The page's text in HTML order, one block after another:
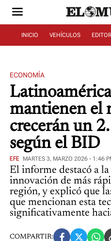
INICIO VEHÍCULOS
ECONOMÍA
mantienen el
crecerán un
según el BID
EFE MARTES 3, MARZO 2026 - 1:46
El informe destacó a
innovación de más
región, y explicó que
que mencionan esta
significativamente
COMPARTIR: